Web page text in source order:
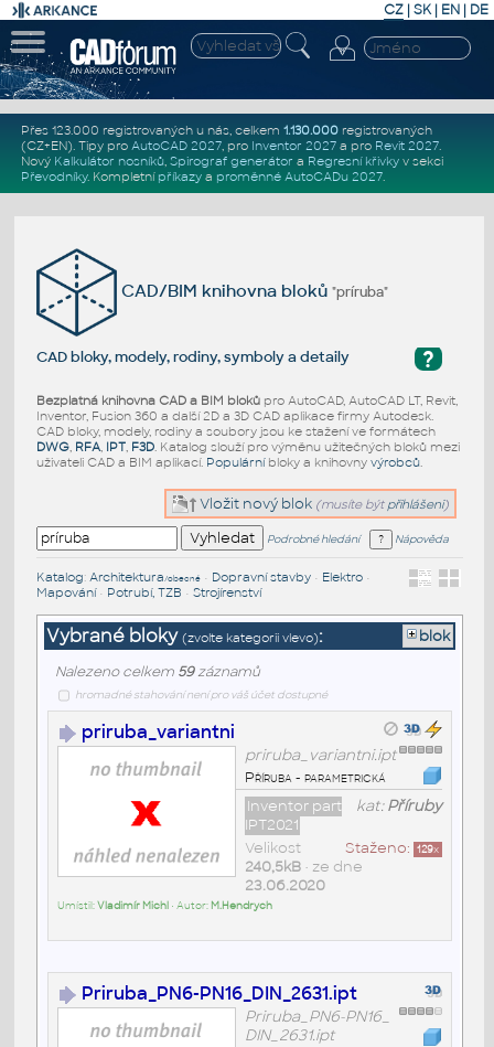
CZ | SK| EN | DE
Přes 123.000 registrovaných u nás, celkem 1.130.000registrovaných
(CZ+EN). Tipy pro AutoCAD 2027, pro Inventor 2027a pro Revit 2027.
Nový Kalkulátor nosníků, Spirograf generátor a Regresní křivkyv sekci
Převodníky. Kompletní příkazya proměnné AutoCADu 2027.
CAD/BIM knihovna bloků"príruba"
?
CAD bloky, modely, rodiny, symboly a detaily
Bezplatná knihovna CAD a BIM blokůpro AutoCAD, AutoCAD LT, Revit,
Inventor, Fusion 360 a další 2D a 3D CAD aplikace firmy Autodesk.
CAD bloky, modely, rodiny a soubory jsou ke stažení ve formátech
DWG, RFA, IPT, F3D. Katalog slouží pro výměnu užitečných bloků mezi
uživateli CAD a BIM aplikací. Populárníbloky a knihovny výrobců.
Vložit nový blok (musíte být přihlášeni)
Podrobné hledání Nápověda
Katalog: Architektura/obecné• Dopravní stavby• Elektro•
Mapování• Potrubí, TZB • Strojírenství
Vybrané bloky (zvolte kategorii vlevo): blok
Nalezeno celkem 59záznamů
hromadné stahování není pro váš účet dostupné
priruba_variantni
priruba_variantni.ipt
Příruba - parametrická
kat:Příruby
Inventor part
IPT2021
Staženo: 129x
Velikost
240,5kB• ze dne
23.06.2020
Umístil:Vladimír Michl • Autor: M.Hendrych
Priruba_PN6-PN16_DIN_2631.ipt
Priruba_PN6-PN16_
DIN_2631.ipt